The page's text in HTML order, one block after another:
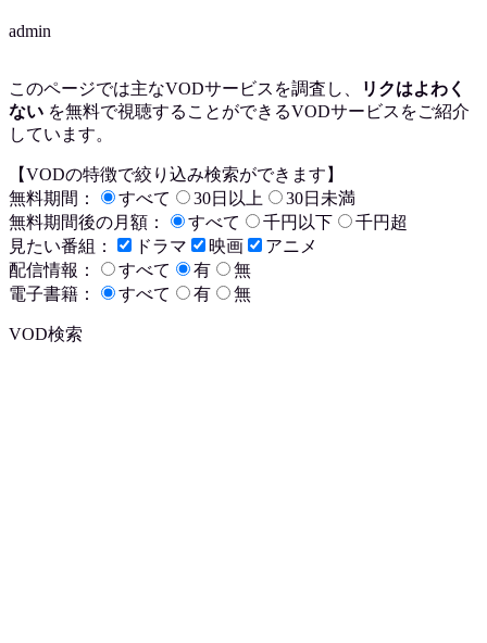
admin
このページでは主なVODサービスを調査し、
リクはよわく
ない を無料で視聴することができるVODサービスをご紹介
しています。
【VODの特徴で絞り込み検索ができます】
無料期間：
すべて 30日以上
30日未満
無料期間後の月額：
すべて 千円以下
千円超
見たい番組：
ドラマ 映画
アニメ
配信情報：
すべて 有
無
電子書籍：
すべて 有 無
VOD検索